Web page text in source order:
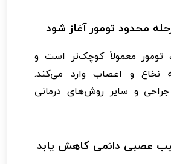
محدود تومور آغاز شود
تومور معمولاً کوچک‌تر است و
نخاع و اعصاب وارد می‌کند.
جراحی و سایر روش‌های درمانی
عصبی دائمی کاهش یابد